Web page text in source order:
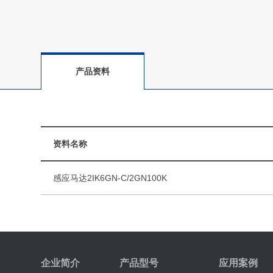
产品资料
资料名称
感应马达2IK6GN-C/2GN100K
企业简介 产品型号 应用案例